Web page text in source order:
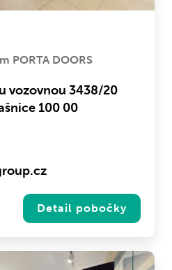
PORTA DOORS
vozovnou 3438/20
100 00
Detail pobočky